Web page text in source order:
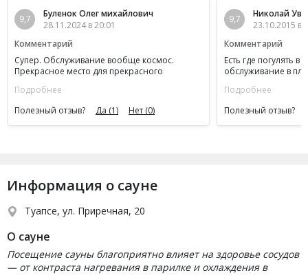
9,7
Буленок Олег михайлович
28.11.2024 в 20:01
Комментарий
Супер. Обслуживание вообще космос.
Прекрасное место для прекрасного
Подробнее
Полезный отзыв?
Да (1) Нет (0)
9,7
Николай
23.10.2015 в
Комментарий
Есть где погулять в
обслуживание в
отсутствие воды в
на
прошлым летом
Подробнее
Полезный отзыв?
Информация о сауне
Туапсе, ул. Приречная, 20
О сауне
Посещение сауны благоприятно влияет на здоровье сосудов
— от контраста нагревания в парилке и охлаждения в